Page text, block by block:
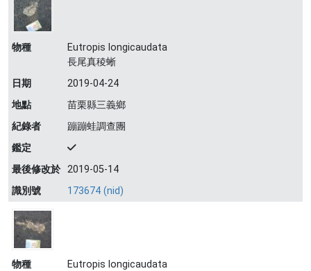
物種
Eutropis longicaudata
長尾真稜蜥
日期
2019-04-24
地點
苗栗縣三義鄉
紀錄者
蹦蹦蛙調查團
鑑定
最後修改於 2019-05-14
識別號
173674 (nid)
物種
Eutropis longicaudata